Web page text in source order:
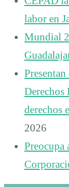
labor en
Mundial
Derechos
derechos
2026
Preocupa